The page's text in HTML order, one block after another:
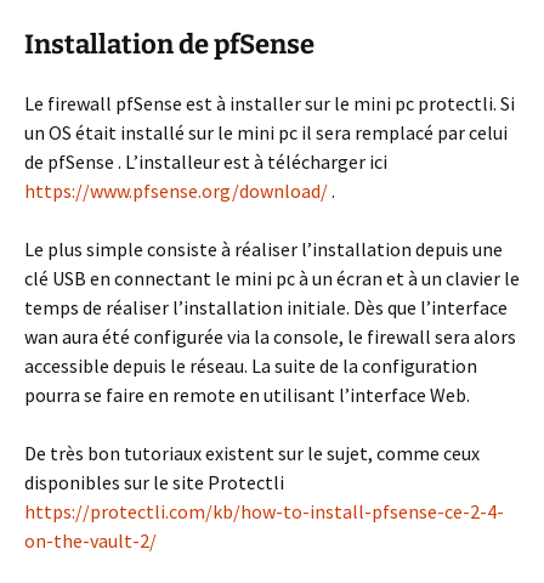
Installation de pfSense
Le firewall pfSense est à installer sur le mini pc protectli. Si
un OS était installé sur le mini pc il sera remplacé par celui
de pfSense . L’installeur est à télécharger ici
https://www.pfsense.org/download/.
Le plus simple consiste à réaliser l’installation depuis une
clé USB en connectant le mini pc à un écran et à un clavier le
temps de réaliser l’installation initiale. Dès que l’interface
wan aura été configurée via la console, le firewall sera alors
accessible depuis le réseau. La suite de la configuration
pourra se faire en remote en utilisant l’interface Web.
De très bon tutoriaux existent sur le sujet, comme ceux
disponibles sur le site Protectli
https://protectli.com/kb/how-to-install-pfsense-ce-2-4-
on-the-vault-2/